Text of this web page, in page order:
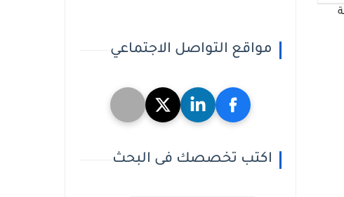
مواقع التواصل الاجتماعي
اكتب تخصصك فى البحث